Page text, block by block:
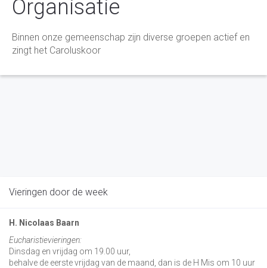
Organisatie
Binnen onze gemeenschap zijn diverse groepen actief en
zingt het Caroluskoor
Vieringen door de week
H. Nicolaas Baarn
Eucharistievieringen:
Dinsdag en vrijdag om 19.00 uur,
behalve de eerste vrijdag van de maand, dan is de H Mis om 10 uur